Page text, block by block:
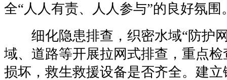
全“人人有责、人人参与”的良好氛围
细化隐患排查，织密水域“防护
域、道路等开展拉网式排查，重点
损坏，救生救援设备是否齐全。建